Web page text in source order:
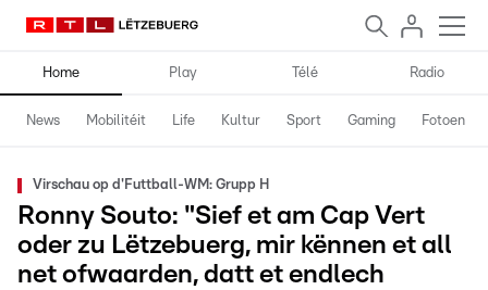
Home Play Télé Radio
News Mobilitéit Life Kultur Sport Gaming Fotoen
Virschau op d'Futtball-WM: Grupp H
Ronny Souto: "Sief et am Cap Vert
oder zu Lëtzebuerg, mir kënnen et all
net ofwaarden, datt et endlech